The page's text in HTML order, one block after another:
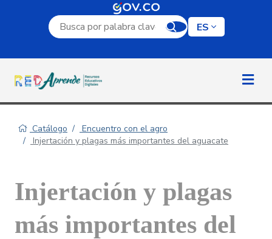
Campo de búsqueda por palabra clave
ES
Catálogo
Encuentro con el agro
Injertación y plagas más importantes del aguacate
Injertación y plagas
más importantes del